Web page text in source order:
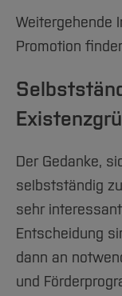
MONSTER
StepStone
Linked in
Weitergehende
Promotion
Der Gedanke,
selbstständig
sehr
Entscheidung
dann an
und